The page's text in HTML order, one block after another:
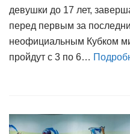
девушки до 17 лет,
перед первым за
неофициальным Кубком
пройдут с 3 по 6…